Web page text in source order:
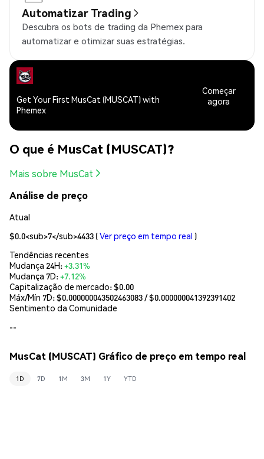
Automatizar Trading
Descubra os bots de trading da Phemex para
automatizar e otimizar suas estratégias.
Get Your First MusCat (MUSCAT) with
Phemex
Começar
agora
O que é MusCat (MUSCAT)?
Mais sobre MusCat
Análise de preço
Atual
$0.0<sub>7</sub>4433 (Ver preço em tempo real )
Tendências recentes
Mudança 24H:+3.31%
Mudança 7D:+7.12%
Capitalização de mercado:$0.00
Máx/Mín 7D: $0.000000043502463083 / $0.000000041392391402
Sentimento da Comunidade
--
MusCat (MUSCAT) Gráfico de preço em tempo real
1D 7D 1M 3M 1Y YTD